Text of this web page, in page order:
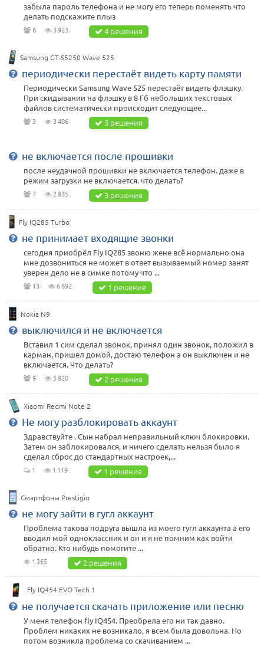
забыла пароль телефона и не могу его теперь поменять что
делать подскажите плыз
6 3 923 4 решения
Samsung GT-S5250 Wave 525
периодически перестаёт видеть карту памяти
Периодически Samsung Wave 525 перестаёт видеть флэшку.
При скидывании на флэшку в 8 Гб небольших текстовых
файлов систематически происходит следующее...
3 3 406 3 решения
не включается после прошивки
после неудачной прошивки не включается телефон. даже в
режим загрузки не включается. что делать?
7 2 835 3 решения
Fly IQ285 Turbo
не принимает входящие звонки
сегодня приобрёл Fly IQ285 звоню жене всё нормально она
мне дозвониться не может в ответ вызываемый номер занят
уверен дело не в симке потому что ...
13 6 692 1 решение
Nokia N9
выключился и не включается
Вставил 1 сим сделал звонок, принял один звонок, положил в
карман, пришел домой, достаю телефон а он выключен и не
включается. Что делать?
9 5 820 2 решения
Xiaomi Redmi Note 2
Не могу разблокировать аккаунт
Здравствуйте . Сын набрал неправильный ключ блокировки.
Затем он заблокировался, и ничего сделать нельзя было я
сделал сброс до стандартных настроек,...
1 1 119 1 решение
Смартфоны Prestigio
не могу зайти в гугл аккаунт
Проблема такова подруга вышла из моего гугл аккаунта а его
вводил мой одноклассник и он и я не помним как войти
обратно. Кто нибудь помогите ...
1 365 2 решения
Fly IQ454 EVO Tech 1
не получается скачать приложение или песню
У меня телефон fly IQ454. Преобрела его ни так давно.
Проблем никаких не возникало, я всем была довольна. Но
потом возникла проблема со скачиванием ...